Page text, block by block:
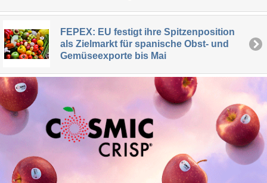
FEPEX: EU festigt ihre Spitzenposition
als Zielmarkt für spanische Obst- und
Gemüseexporte bis Mai